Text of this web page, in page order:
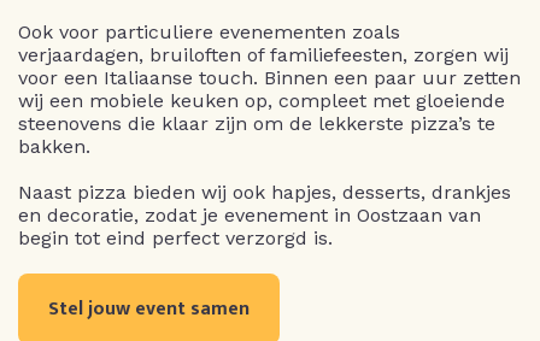
Ook voor particuliere evenementen zoals
verjaardagen, bruiloften of familiefeesten, zorgen wij
voor een Italiaanse touch. Binnen een paar uur zetten
wij een mobiele keuken op, compleet met gloeiende
steenovens die klaar zijn om de lekkerste pizza’s te
bakken.
Naast pizza bieden wij ook hapjes, desserts, drankjes
en decoratie, zodat je evenement in Oostzaan van
begin tot eind perfect verzorgd is.
Stel jouw event samen